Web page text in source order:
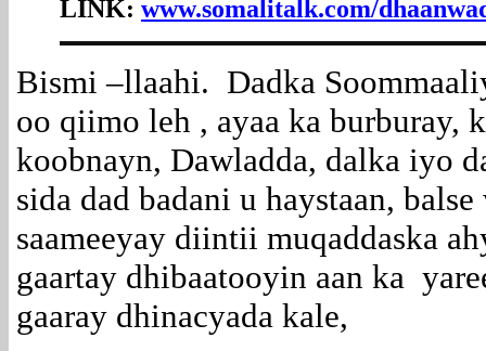
LINK: www.somalitalk.com/
Bismi –llaahi. Dadka
oo qiimo leh , ayaa ka burburay,
koobnayn, Dawladda, dalka iyo
sida dad badani u haystaan,
saameeyay diintii muqaddaska
gaartay dhibaatooyin aan ka
gaaray dhinacyada kale,